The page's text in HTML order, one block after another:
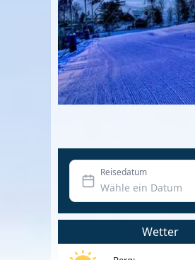
Reisedatum
Wetter